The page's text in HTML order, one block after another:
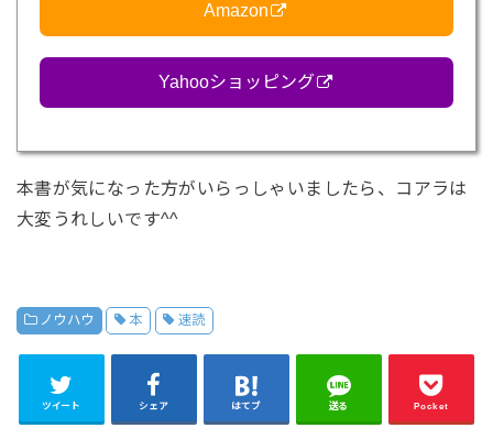
Amazon
Yahooショッピング
本書が気になった方がいらっしゃいましたら、コアラは
大変うれしいです^^
ノウハウ 本 速読
ツイート シェア はてブ 送る Pocket